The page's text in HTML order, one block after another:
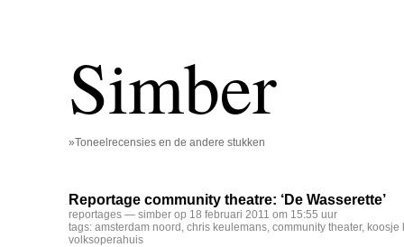
Simber
»Toneelrecensies en de andere stukken
Reportage community theatre: ‘De Wasserette’
reportages — simber op 18 februari 2011 om 15:55 uur
tags: amsterdam noord , chris keulemans, community theater, koosje
volksoperahuis